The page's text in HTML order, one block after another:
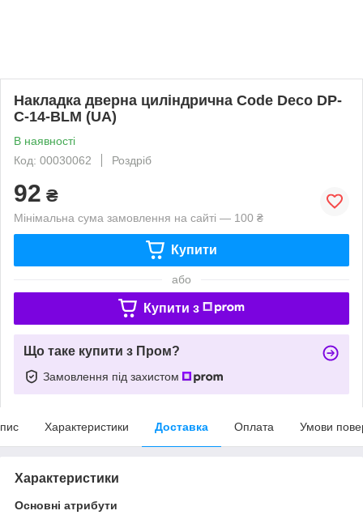
Накладка дверна циліндрична Code Deco DP-
C-14-BLM (UA)
В наявності
Код: 00030062
Роздріб
92 ₴
Мінімальна сума замовлення на сайті — 100 ₴
Купити
або
Купити з
Що таке купити з Пром?
Замовлення під захистом
Характеристики Доставка Оплата Умови
Характеристики
Основні атрибути